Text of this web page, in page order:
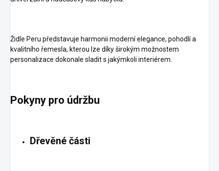
Židle Peru představuje harmonii moderní elegance, pohodlí a
kvalitního řemesla, kterou lze díky širokým možnostem
personalizace dokonale sladit s jakýmkoli interiérem.
Pokyny pro údržbu
Dřevěné části